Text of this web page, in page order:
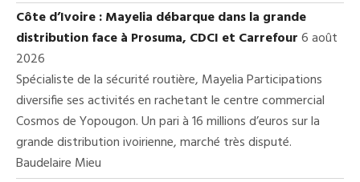
Côte d’Ivoire : Mayelia débarque dans la grande
distribution face à Prosuma, CDCI et Carrefour6 août
2026
Spécialiste de la sécurité routière, Mayelia Participations
diversifie ses activités en rachetant le centre commercial
Cosmos de Yopougon. Un pari à 16 millions d’euros sur la
grande distribution ivoirienne, marché très disputé.
Baudelaire Mieu